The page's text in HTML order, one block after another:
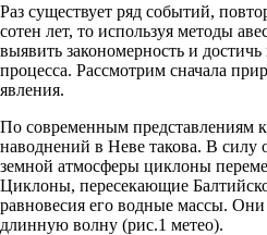
Раз существует ряд событий,
сотен лет, то используя методы
выявить закономерность и
процесса. Рассмотрим сначала
явления.
По современным представлениям
наводнений в Неве такова. В силу
земной атмосферы циклоны
Циклоны, пересекающие
равновесия его водные массы.
длинную волну (рис.1 метео).